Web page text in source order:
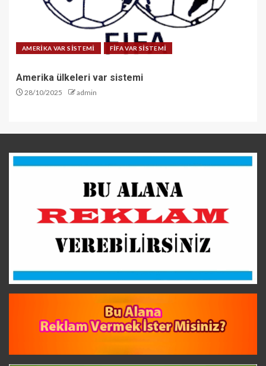
AMERİKA VAR SİSTEMİ FİFA VAR SİSTEMİ
Amerika ülkeleri var sistemi
28/10/2025 admin